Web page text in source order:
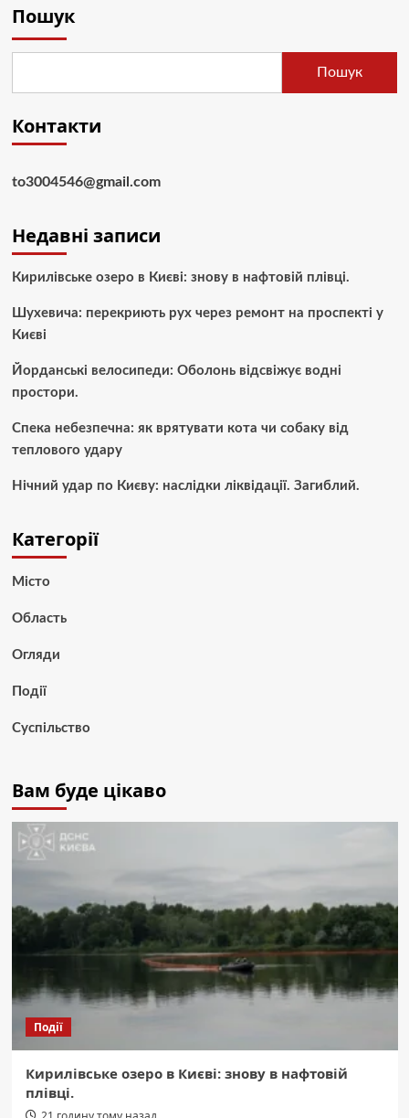
Пошук
Пошук
Контакти
to3004546@gmail.com
Недавні записи
Кирилівське озеро в Києві: знову в нафтовій плівці.
Шухевича: перекриють рух через ремонт на проспекті у
Києві
Йорданські велосипеди: Оболонь відсвіжує водні
простори.
Спека небезпечна: як врятувати кота чи собаку від
теплового удару
Нічний удар по Києву: наслідки ліквідації. Загиблий.
Категорії
Місто
Область
Огляди
Події
Суспільство
Вам буде цікаво
Події
Кирилівське озеро в Києві: знову в нафтовій
плівці.